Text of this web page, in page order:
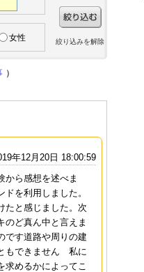
THE IMPERIAL HA
女性 絞り込みを解除
）
年12月20日 18:00:59
ら感想を述べま
を利用しました。
たと感じました。次
ど真ん中と言えま
す道路や周りの建
もできません 私に
求めるかによってこ